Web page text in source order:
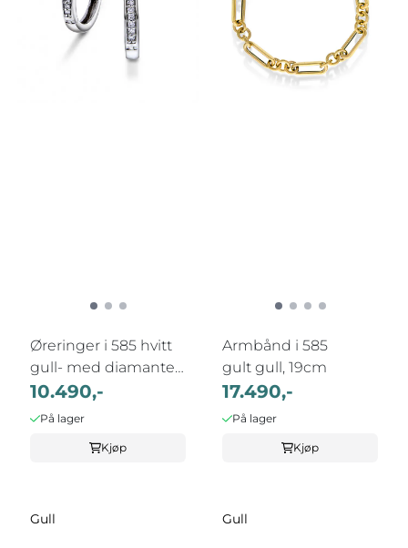
Øreringer i 585 hvitt
gull- med diamanter
0,08ct
10.490,-
På lager
Kjøp
Armbånd i 585
gult gull, 19cm
17.490,-
På lager
Kjøp
Gull Gull